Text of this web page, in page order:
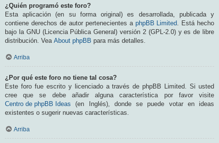
¿Quién programó este foro?
Esta aplicación (en su forma original) es desarrollada, publicada y
contiene derechos de autor pertenecientes a phpBB Limited. Está hecho
bajo la GNU (Licencia Pública General) versión 2 (GPL-2.0) y es de libre
distribución. Vea About phpBB para más detalles.
Arriba
¿Por qué este foro no tiene tal cosa?
Este foro fue escrito y licenciado a través de phpBB Limited. Si usted
cree que se debe añadir alguna característica por favor visite
Centro de phpBB Ideas (en Inglés), donde se puede votar en ideas
existentes o sugerir nuevas características.
Arriba